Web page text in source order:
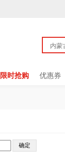
限时抢购 优惠券